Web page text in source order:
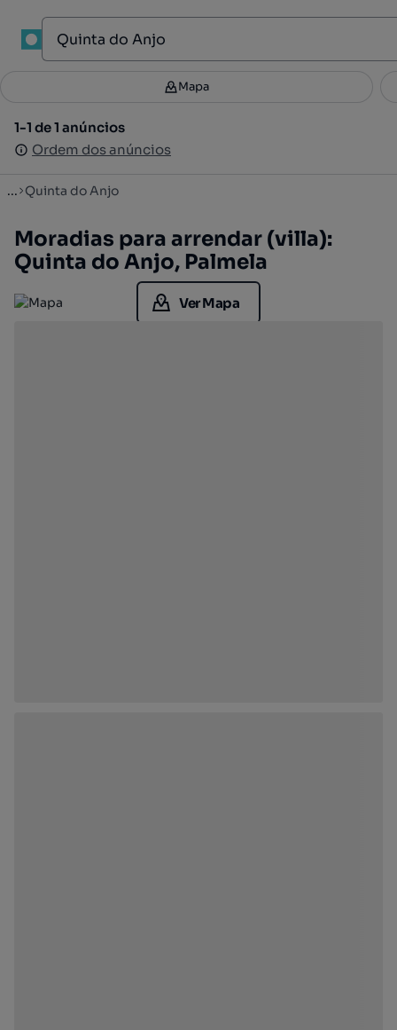
Filtros 4
1-1 de 1 anúncios
Ordem dos anúncios
Mapa
1-1 de 1 anúncios
Ordem dos anúncios
... Quinta do Anjo
Moradias para arrendar (villa):
Quinta do Anjo, Palmela
Ver Mapa